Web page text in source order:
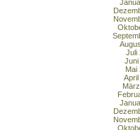
Juli
Juni
Mai